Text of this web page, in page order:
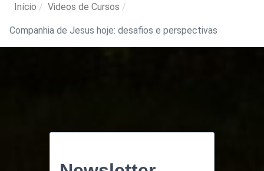
Início Videos de Cursos
Companhia de Jesus hoje: desafios e perspectivas